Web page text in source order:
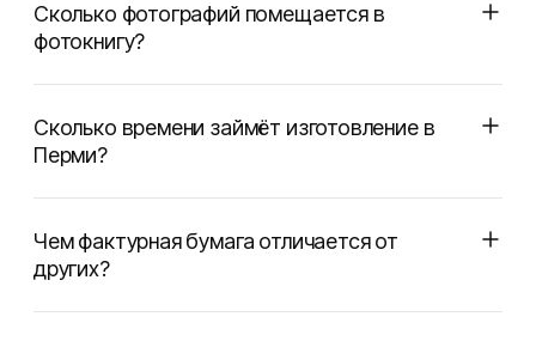
Сколько фотографий помещается в
фотокнигу?
Сколько времени займёт изготовление в
Перми?
Чем фактурная бумага отличается от
других?